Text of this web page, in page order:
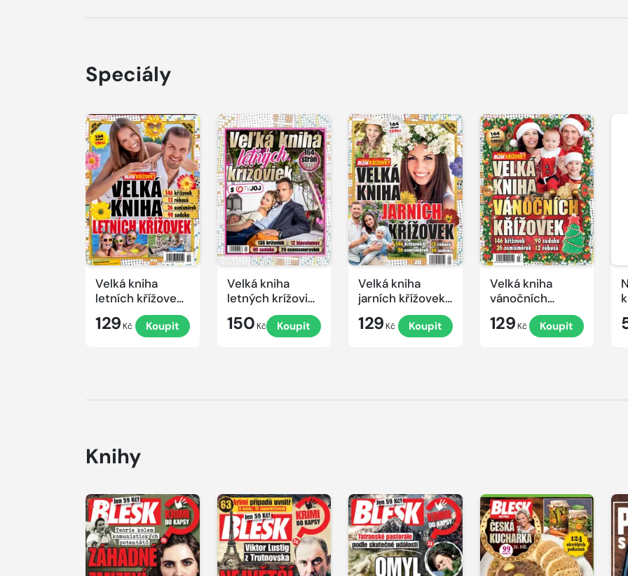
Speciály
Velká kniha
letních křížovek
129 Kč Koupit
Velká kniha
letných krížoviek
s TV JOJ 2026
150 Kč Koupit
Velká kniha
jarních křížovek
129 Kč Koupit
Velká kniha
vánočních
křížovek 2025
129 Kč Koupit
Knihy